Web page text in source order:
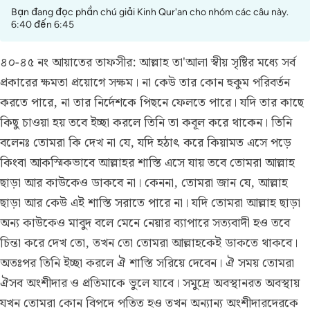
Bạn đang đọc phần chú giải Kinh Qur'an cho nhóm các câu này.
6:40 đến 6:45
৪০-৪৫ নং আয়াতের তাফসীর:আল্লাহ তা'আলা স্বীয় সৃষ্টির মধ্যে সর্ব
প্রকারের ক্ষমতা প্রয়োগে সক্ষম। না কেউ তার কোন হুকুম পরিবর্তন
করতে পারে, না তার নির্দেশকে পিছনে ফেলতে পারে। যদি তার কাছে
কিছু চাওয়া হয় তবে ইচ্ছা করলে তিনি তা কবূল করে থাকেন। তিনি
বলেনঃ তোমরা কি দেখ না যে, যদি হঠাৎ করে কিয়ামত এসে পড়ে
কিংবা আকস্মিকভাবে আল্লাহর শাস্তি এসে যায় তবে তোমরা আল্লাহ
ছাড়া আর কাউকেও ডাকবে না। কেননা, তোমরা জান যে, আল্লাহ
ছাড়া আর কেউ এই শাস্তি সরাতে পারে না। যদি তোমরা আল্লাহ ছাড়া
অন্য কাউকেও মাবুদ বলে মেনে নেয়ার ব্যাপারে সত্যবাদী হও তবে
চিন্তা করে দেখ তো, তখন তো তোমরা আল্লাহকেই ডাকতে থাকবে।
অতঃপর তিনি ইচ্ছা করলে ঐ শাস্তি সরিয়ে দেবেন। ঐ সময় তোমরা
ঐসব অংশীদার ও প্রতিমাকে ভুলে যাবে। সমুদ্রে অবস্থানরত অবস্থায়
যখন তোমরা কোন বিপদে পতিত হও তখন অন্যান্য অংশীদারদেরকে